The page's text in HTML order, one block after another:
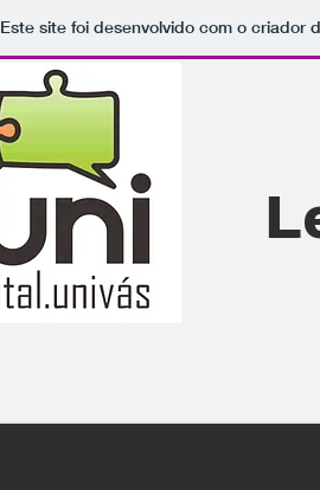
Este site foi desenvolvido com o criador